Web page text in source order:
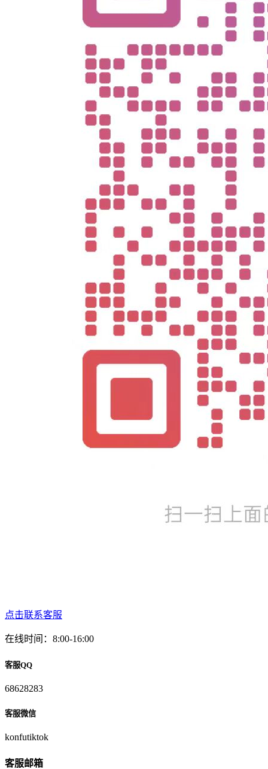
点击联系客服
在线时间：8:00-16:00
客服QQ
68628283
客服微信
konfutiktok
客服邮箱